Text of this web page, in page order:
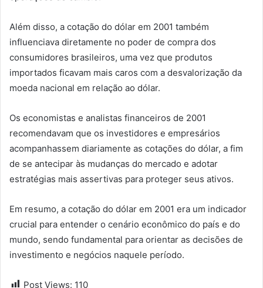
Além disso, a cotação do dólar em 2001 também
influenciava diretamente no poder de compra dos
consumidores brasileiros, uma vez que produtos
importados ficavam mais caros com a desvalorização da
moeda nacional em relação ao dólar.
Os economistas e analistas financeiros de 2001
recomendavam que os investidores e empresários
acompanhassem diariamente as cotações do dólar, a fim
de se antecipar às mudanças do mercado e adotar
estratégias mais assertivas para proteger seus ativos.
Em resumo, a cotação do dólar em 2001 era um indicador
crucial para entender o cenário econômico do país e do
mundo, sendo fundamental para orientar as decisões de
investimento e negócios naquele período.
Post Views: 110